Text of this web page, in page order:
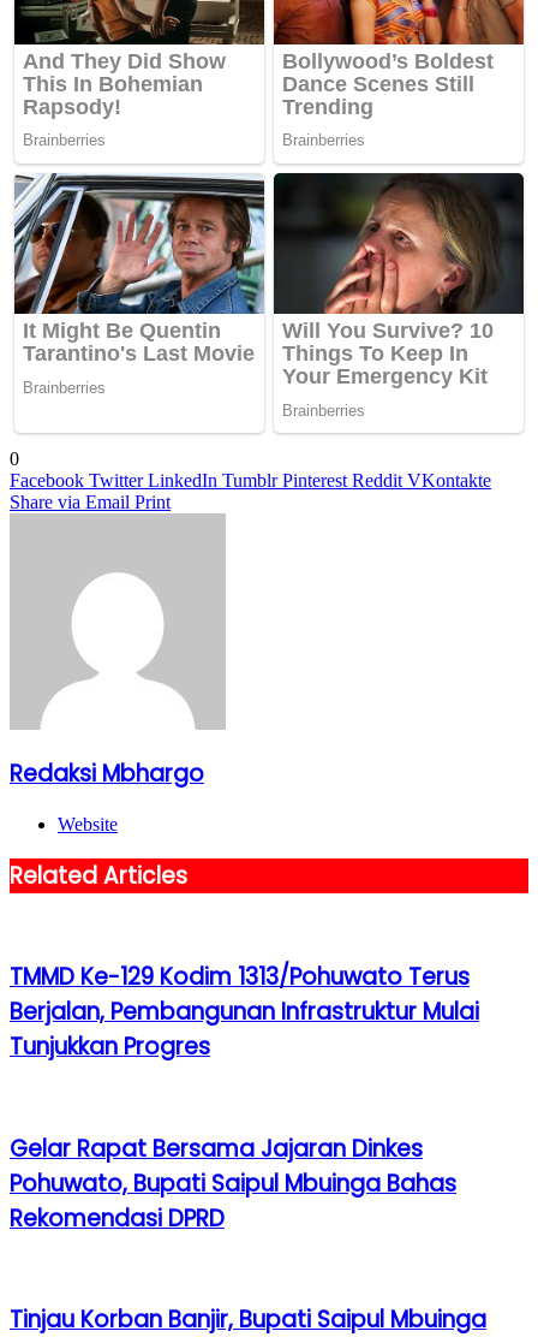
0
Facebook Twitter LinkedIn Tumblr Pinterest Reddit VKontakte
Share via Email Print
Redaksi Mbhargo
Website
Related Articles
TMMD Ke-129 Kodim 1313/Pohuwato Terus
Berjalan, Pembangunan Infrastruktur Mulai
Tunjukkan Progres
Gelar Rapat Bersama Jajaran Dinkes
Pohuwato, Bupati Saipul Mbuinga Bahas
Rekomendasi DPRD
Tinjau Korban Banjir, Bupati Saipul Mbuinga